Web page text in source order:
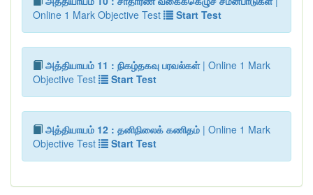
Online 1 Mark Objective Test
Start Test
அத்தியாயம் 11 : நிகழ்தகவு பரவல்கள்| Online 1 Mark
Objective Test
Start Test
அத்தியாயம் 12 : தனிநிலைக் கணிதம் | Online 1 Mark
Objective Test
Start Test